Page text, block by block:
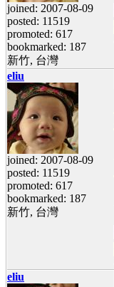
joined: 2007-08-09
posted: 11519
promoted: 617
bookmarked: 187
新竹, 台灣
eliu
joined: 2007-08-09
posted: 11519
promoted: 617
bookmarked: 187
新竹, 台灣
eliu